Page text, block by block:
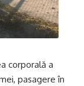
corporală a
pasagere în